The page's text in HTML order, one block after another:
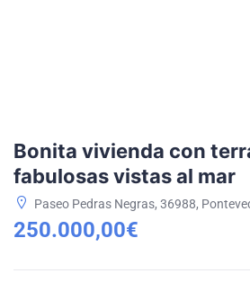
Bonita vivienda con
fabulosas vistas al mar
Paseo Pedras Negras, 36988,
250.000,00€